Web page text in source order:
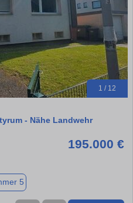
1 / 12
- Nähe Landwehr
195.000 €
5